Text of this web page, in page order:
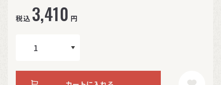
税込 3,410 円